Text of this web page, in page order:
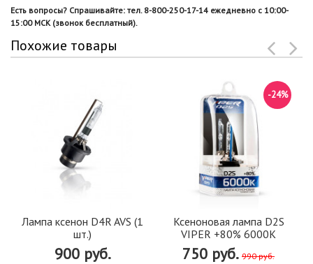
Есть вопросы? Спрашивайте: тел. 8-800-250-17-14 ежедневно с 10:00-
15:00 МСК (звонок бесплатный).
Похожие товары
Лампа ксенон D4R AVS (1
шт.)
900 руб.
Ксеноновая лампа D2S
VIPER +80% 6000K
750 руб. 990 руб.
-24%